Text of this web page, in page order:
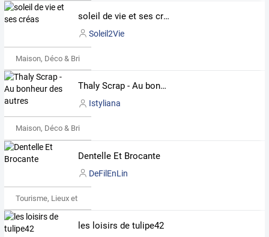
soleil de vie et ses créas
Soleil2Vie
Maison, Déco & Bricolage
Thaly Scrap - Au bonheur des autres
Istyliana
Maison, Déco & Bricolage
Dentelle Et Brocante
DeFilEnLin
Tourisme, Lieux et Événements
les loisirs de tulipe42